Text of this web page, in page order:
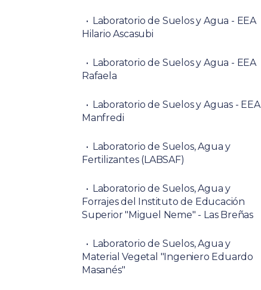
Laboratorio de Suelos y Agua - EEA
Hilario Ascasubi
Laboratorio de Suelos y Agua - EEA
Rafaela
Laboratorio de Suelos y Aguas - EEA
Manfredi
Laboratorio de Suelos, Agua y
Fertilizantes (LABSAF)
Laboratorio de Suelos, Agua y
Forrajes del Instituto de Educación
Superior "Miguel Neme" - Las Breñas
Laboratorio de Suelos, Agua y
Material Vegetal "Ingeniero Eduardo
Masanés"